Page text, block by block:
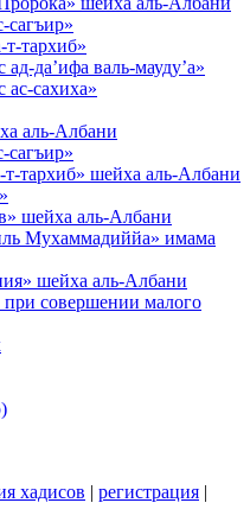
сагъир»
тархиб»
да’ифа валь-мауду’а»
ас-сахиха»
аль-Албани
сагъир»
т-тархиб» шейха аль-Албани
шейха аль-Албани
Мухаммадиййа» имама
шейха аль-Албани
совершении малого
хадисов | регистрация |